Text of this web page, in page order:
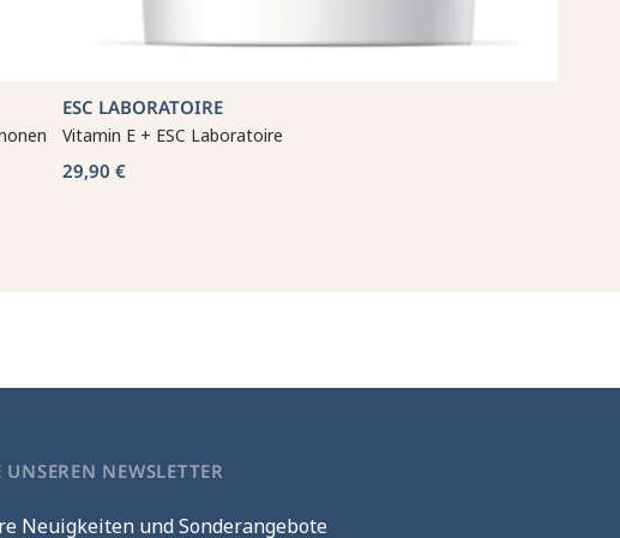
ESC LABORATOIRE
Vitamin E + ESC Laboratoire
29,90 €
NEWSLETTER
Neuigkeiten und Sonderangebote